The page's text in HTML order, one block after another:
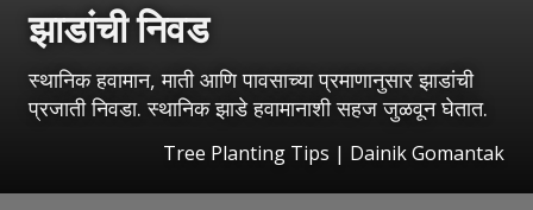
झाडांचीनिवड
स्थानिक हवामान, माती आणि पावसाच्या प्रमाणानुसार झाडांची
प्रजाती निवडा. स्थानिक झाडे हवामानाशी सहज जुळवून घेतात.
Tree Planting Tips | Dainik Gomantak